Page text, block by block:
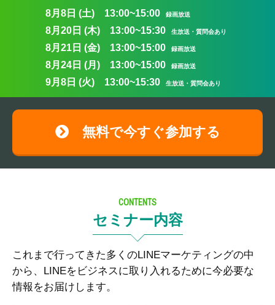
8月8日 (土) 13:00~15:00 録画放送
8月20日 (木) 13:00~15:30 生放送・質問会あり
8月21日 (金) 13:00~15:00 録画放送
8月24日 (月) 13:00~15:00 録画放送
9月8日 (火) 13:00~15:30 生放送・質問会あり
無料で今すぐ参加する
CONTENTS
セミナー内容
これまで行ってきた多くのLINEマーケティングの中
から、LINEをビジネスに取り入れるために今必要な
情報をお届けします。